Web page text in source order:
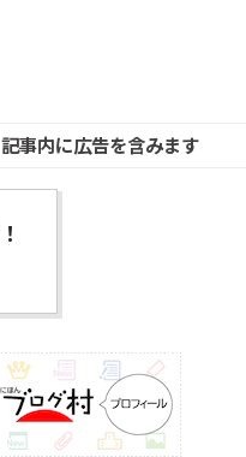
記事内に広告を含みます